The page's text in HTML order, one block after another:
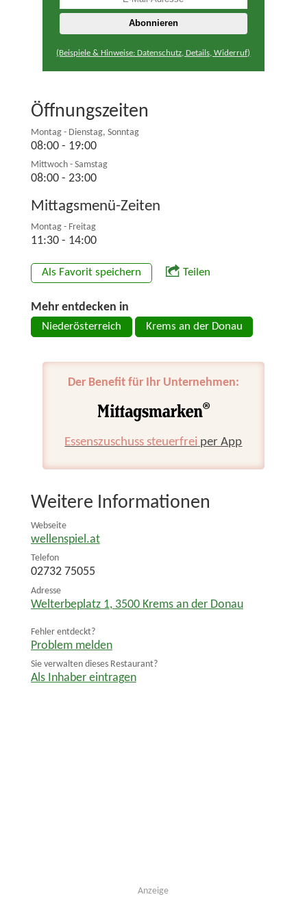
(Beispiele & Hinweise: Datenschutz, Details, Widerruf)
Öffnungszeiten
Montag - Dienstag, Sonntag
08:00 - 19:00
Mittwoch - Samstag
08:00 - 23:00
Mittagsmenü-Zeiten
Montag - Freitag
11:30 - 14:00
Als Favorit speichern Teilen
Mehr entdecken in
Niederösterreich Krems an der Donau
Der Benefit für Ihr Unternehmen:
Essenszuschuss steuerfrei per App
Weitere Informationen
Webseite
wellenspiel.at
Telefon
02732 75055
Adresse
Welterbeplatz 1, 3500 Krems an der Donau
Fehler entdeckt?
Problem melden
Sie verwalten dieses Restaurant?
Als Inhaber eintragen
Anzeige